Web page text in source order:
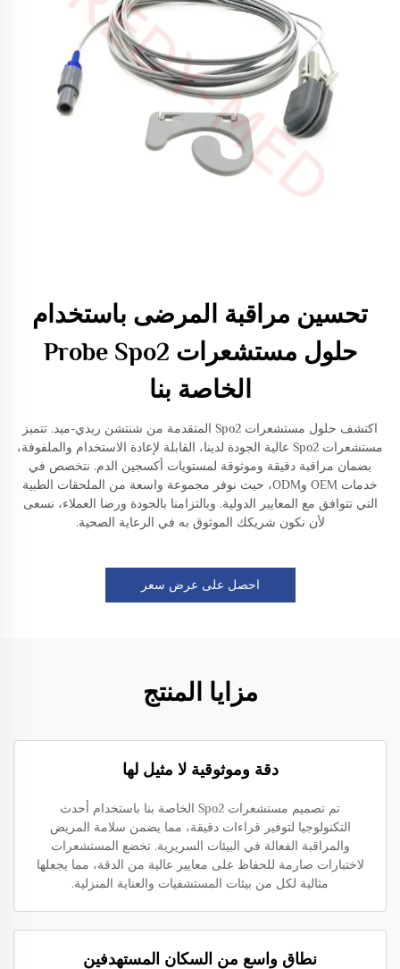
تحسين مراقبة المرضى باستخدام
حلول مستشعرات Probe Spo2
الخاصة بنا
اكتشف حلول مستشعرات Spo2 المتقدمة من شنتشن ريدي-ميد. تتميز
مستشعرات Spo2 عالية الجودة لدينا، القابلة لإعادة الاستخدام والملفوفة،
بضمان مراقبة دقيقة وموثوقة لمستويات أكسجين الدم. نتخصص في
خدمات OEM وODM، حيث نوفر مجموعة واسعة من الملحقات الطبية
التي تتوافق مع المعايير الدولية. وبالتزامنا بالجودة ورضا العملاء، نسعى
لأن نكون شريكك الموثوق به في الرعاية الصحية.
احصل على عرض سعر
مزايا المنتج
دقة وموثوقية لا مثيل لها
تم تصميم مستشعرات Spo2 الخاصة بنا باستخدام أحدث
التكنولوجيا لتوفير قراءات دقيقة، مما يضمن سلامة المريض
والمراقبة الفعالة في البيئات السريرية. تخضع المستشعرات
لاختبارات صارمة للحفاظ على معايير عالية من الدقة، مما يجعلها
مثالية لكل من بيئات المستشفيات والعناية المنزلية.
نطاق واسع من السكان المستهدفين